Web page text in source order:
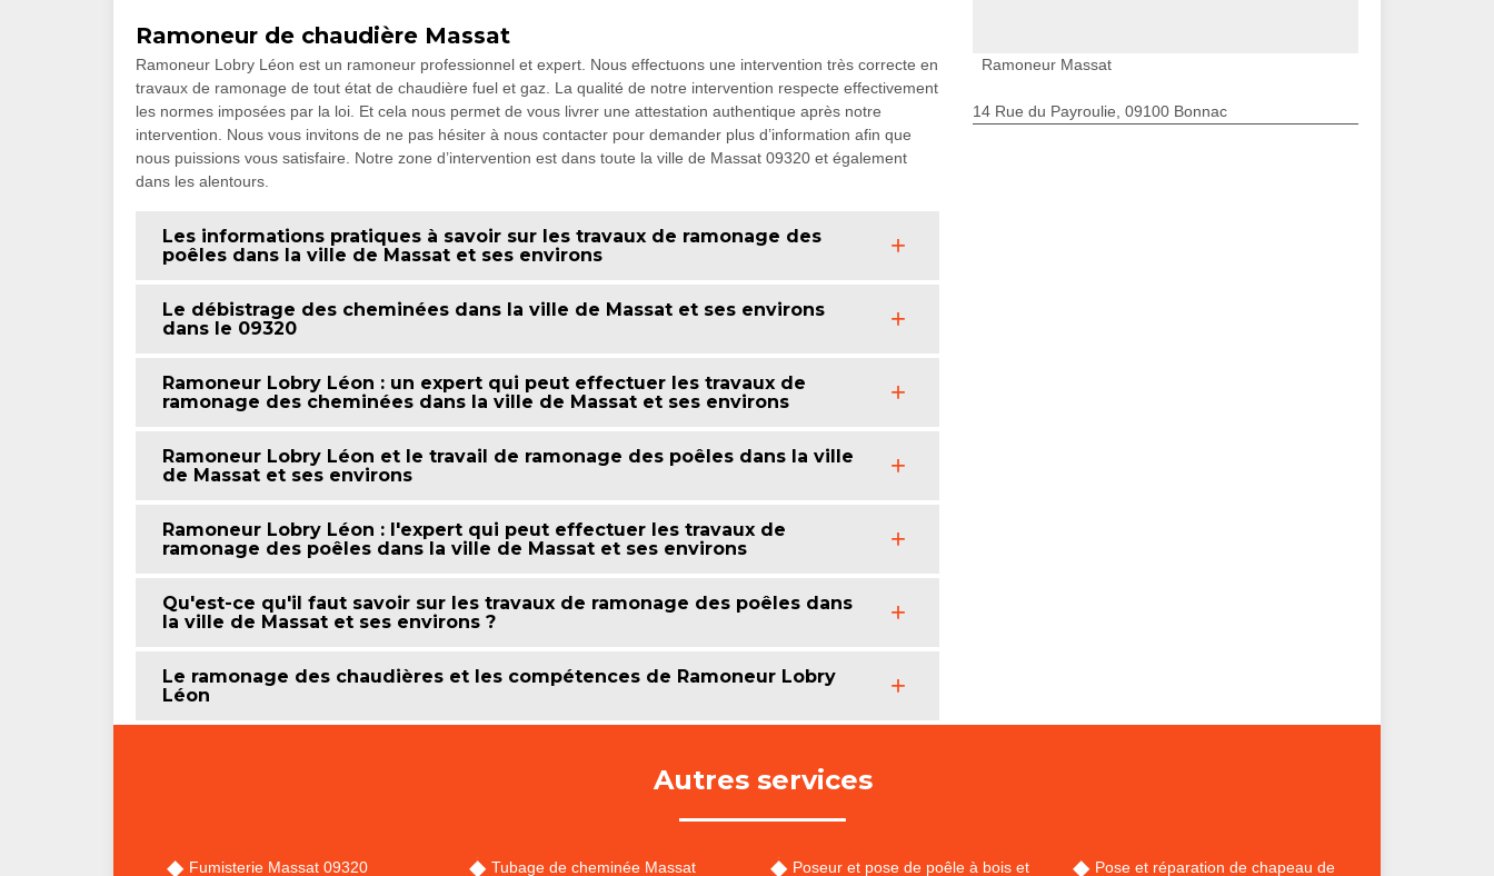
Ramoneur de chaudière Massat
Ramoneur Lobry Léon est un ramoneur professionnel et expert. Nous effectuons une intervention très correcte en
travaux de ramonage de tout état de chaudière fuel et gaz. La qualité de notre intervention respecte effectivement
les normes imposées par la loi. Et cela nous permet de vous livrer une attestation authentique après notre
intervention. Nous vous invitons de ne pas hésiter à nous contacter pour demander plus d’information afin que
nous puissions vous satisfaire. Notre zone d’intervention est dans toute la ville de Massat 09320 et également
dans les alentours.
Les informations pratiques à savoir sur les travaux de ramonage des
poêles dans la ville de Massat et ses environs
Le débistrage des cheminées dans la ville de Massat et ses environs
dans le 09320
Ramoneur Lobry Léon : un expert qui peut effectuer les travaux de
ramonage des cheminées dans la ville de Massat et ses environs
Ramoneur Lobry Léon et le travail de ramonage des poêles dans la ville
de Massat et ses environs
Ramoneur Lobry Léon : l'expert qui peut effectuer les travaux de
ramonage des poêles dans la ville de Massat et ses environs
Qu'est-ce qu'il faut savoir sur les travaux de ramonage des poêles dans
la ville de Massat et ses environs ?
Le ramonage des chaudières et les compétences de Ramoneur Lobry
Léon
Ramoneur Massat
14 Rue du Payroulie, 09100 Bonnac
Autres services
Fumisterie Massat 09320 Tubage de cheminée Massat Poseur et pose de poêle à bois et Pose et réparation de chapeau de